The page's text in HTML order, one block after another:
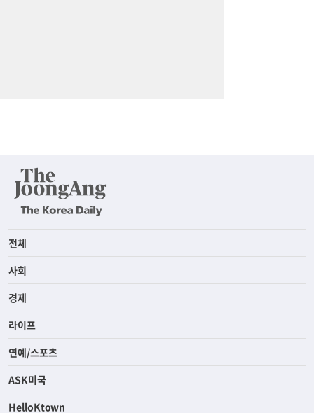
전체
사회
경제
라이프
연예/스포츠
ASK미국
HelloKtown